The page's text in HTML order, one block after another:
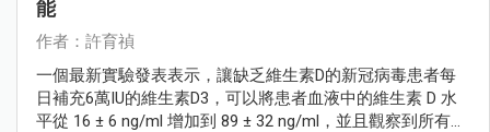
能
作者：許育禎
一個最新實驗發表表示，讓缺乏維生素D的新冠病毒患者每
日補充6萬IU的維生素D3，可以將患者血液中的維生素 D 水
平從 16 ± 6 ng/ml 增加到 89 ± 32 ng/ml，並且觀察到所有測